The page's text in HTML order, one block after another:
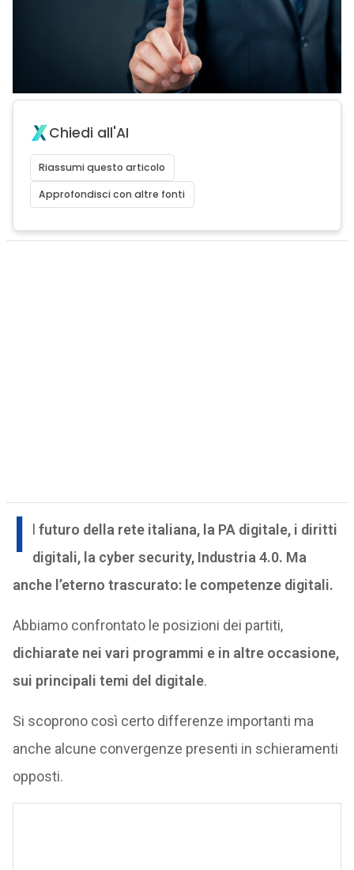
Chiedi all'AI
Riassumi questo articolo
Approfondisci con altre fonti
I
futuro della rete italiana, la PA digitale, i diritti
digitali, la cyber security, Industria 4.0. Ma
anche l’eterno trascurato: le competenze digitali.
Abbiamo confrontato le posizioni dei partiti,
dichiarate nei vari programmi e in altre occasione,
sui principali temi del digitale.
Si scoprono così certo differenze importanti ma
anche alcune convergenze presenti in schieramenti
opposti.